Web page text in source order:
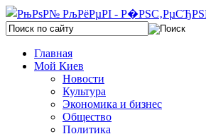
Главная
Мой Киев
Новости
Культура
Экономика и бизнес
Общество
Политика